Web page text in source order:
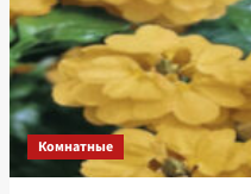
Комнатные